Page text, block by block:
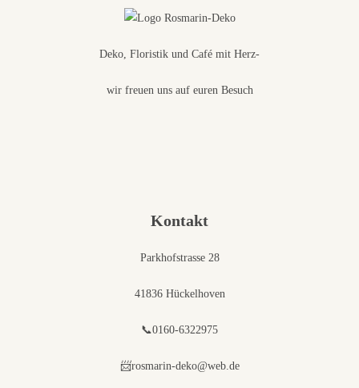
Deko, Floristik und Café mit Herz-
wir freuen uns auf euren Besuch
Kontakt
Parkhofstrasse 28
41836 Hückelhoven
📞0160-6322975
📨rosmarin-deko@web.de